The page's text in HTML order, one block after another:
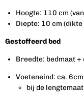
Hoogte: 110 cm
Diepte: 10 cm
Gestoffeerd bed
Breedte: bedmaat +
Voeteneind: ca. 6cm
bij de